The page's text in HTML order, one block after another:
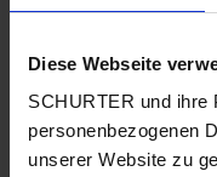
Diese Webseite
SCHURTER und ihre
personenbezogenen
unserer Website zu